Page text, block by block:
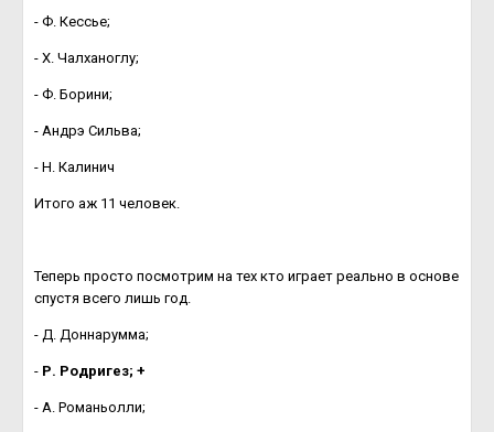
- Ф. Кессье;
- Х. Чалханоглу;
- Ф. Борини;
- Андрэ Сильва;
- Н. Калинич
Итого аж 11 человек.
Теперь просто посмотрим на тех кто играет реально в основе
спустя всего лишь год.
- Д. Доннарумма;
- Р. Родригез; +
- А. Романьолли;